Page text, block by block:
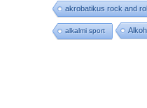
akrobatikus rock and
alkalmi sport